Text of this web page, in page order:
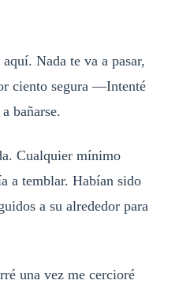
Nada te va a pasar,
ciento segura —Intenté
bañarse.
Cualquier mínimo
a temblar. Habían sido
a su alrededor para
una vez me cercioré